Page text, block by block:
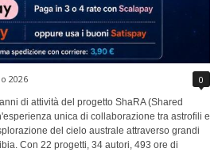
2026 0
di attività del progetto ShaRA (Shared
unica di collaborazione tra astrofili e
del cielo australe attraverso grandi
Con 22 progetti, 34 autori, 493 ore di